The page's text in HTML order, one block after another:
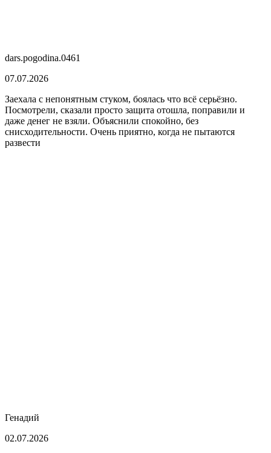
dars.pogodina.0461
07.07.2026
Заехала с непонятным стуком, боялась что всё серьёзно.
Посмотрели, сказали просто защита отошла, поправили и
даже денег не взяли. Объяснили спокойно, без
снисходительности. Очень приятно, когда не пытаются
развести
Генадий
02.07.2026